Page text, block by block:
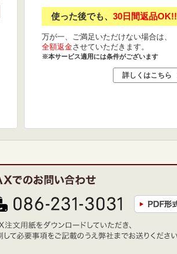
使った後でも、 30日間返品OK!!
万が一、ご満足いただけない場合は、
全額返金させていただきます。
※本サービス適用には条件がございます
詳しくはこちら